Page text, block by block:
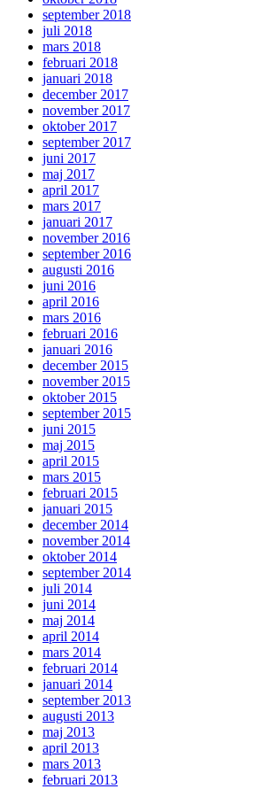
september 2018
juli 2018
mars 2018
februari 2018
januari 2018
december 2017
november 2017
oktober 2017
september 2017
juni 2017
maj 2017
april 2017
mars 2017
januari 2017
november 2016
september 2016
augusti 2016
juni 2016
april 2016
mars 2016
februari 2016
januari 2016
december 2015
november 2015
oktober 2015
september 2015
juni 2015
maj 2015
april 2015
mars 2015
februari 2015
januari 2015
december 2014
november 2014
oktober 2014
september 2014
juli 2014
juni 2014
maj 2014
april 2014
mars 2014
februari 2014
januari 2014
september 2013
augusti 2013
maj 2013
april 2013
mars 2013
februari 2013